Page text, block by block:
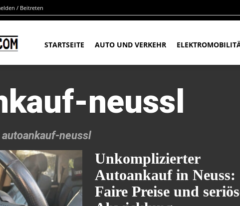
/ Beitreten
STARTSEITE AUTO UND VERKEHR
neussl
autoankauf-neussl
Unkomplizierter
Autoankauf in Neuss:
Faire Preise und